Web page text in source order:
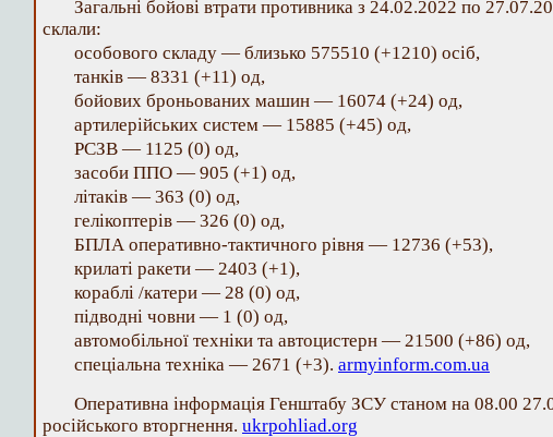
Загальні бойові втрати противника з 24.02.2022 по
склали:
особового складу — близько 575510 (+1210) осіб,
танків — 8331 (+11) од,
бойових броньованих машин — 16074 (+24) од,
артилерійських систем — 15885 (+45) од,
РСЗВ — 1125 (0) од,
засоби ППО — 905 (+1) од,
літаків — 363 (0) од,
гелікоптерів — 326 (0) од,
БПЛА оперативно-тактичного рівня — 12736 (+53),
крилаті ракети — 2403 (+1),
кораблі /катери — 28 (0) од,
підводні човни — 1 (0) од,
автомобільної техніки та автоцистерн — 21500 (+86) од,
спеціальна техніка — 2671 (+3). armyinform.com.ua
Оперативна інформація Генштабу ЗСУ станом на 08.00
російського вторгнення. ukrpohliad.org